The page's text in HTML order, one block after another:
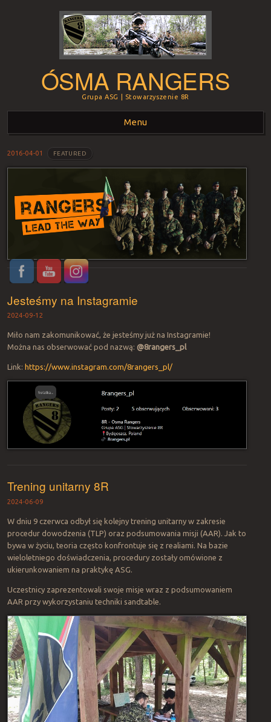
ÓSMA RANGERS
Grupa ASG | Stowarzyszenie 8R
Menu
Skip to content
2016-04-01 FEATURED
Jesteśmy na Instagramie
2024-09-12
Miło nam zakomunikować, że jesteśmy już na Instagramie!
Można nas obserwować pod nazwą: @8rangers_pl
Link: https://www.instagram.com/8rangers_pl/
Trening unitarny 8R
2024-06-09
W dniu 9 czerwca odbył się kolejny trening unitarny w zakresie
procedur dowodzenia (TLP) oraz podsumowania misji (AAR). Jak to
bywa w życiu, teoria często konfrontuje się z realiami. Na bazie
wieloletniego doświadczenia, procedury zostały omówione z
ukierunkowaniem na praktykę ASG.
Uczestnicy zaprezentowali swoje misje wraz z podsumowaniem
AAR przy wykorzystaniu techniki sandtable.